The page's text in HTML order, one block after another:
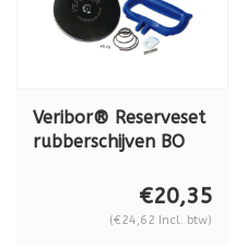
Veribor® Reserveset
rubberschijven BO
€20,35
(€24,62 Incl. btw)